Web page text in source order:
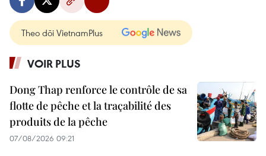
Theo dõi VietnamPlus
VOIR PLUS
Dong Thap renforce le contrôle de sa
flotte de pêche et la traçabilité des
produits de la pêche
07/08/2026 09:21